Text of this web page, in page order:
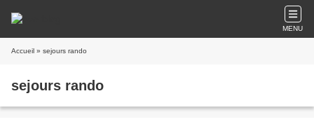
MENU
Accueil » sejours rando
sejours rando